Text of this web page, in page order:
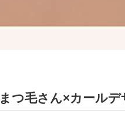
つ毛さん×カールデ